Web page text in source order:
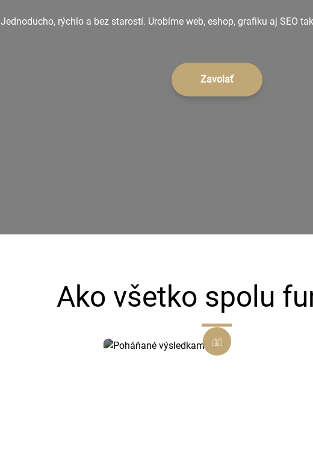
Jednoducho, rýchlo a bez starostí. Urobíme web, eshop, grafiku aj SEO
Zavolať
Ako všetko spolu